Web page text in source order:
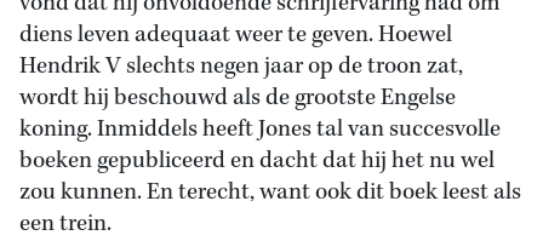
diens leven adequaat weer te geven. Hoewel
Hendrik V slechts negen jaar op de troon zat,
wordt hij beschouwd als de grootste Engelse
koning. Inmiddels heeft Jones tal van succesvolle
boeken gepubliceerd en dacht dat hij het nu wel
zou kunnen. En terecht, want ook dit boek leest als
een trein.